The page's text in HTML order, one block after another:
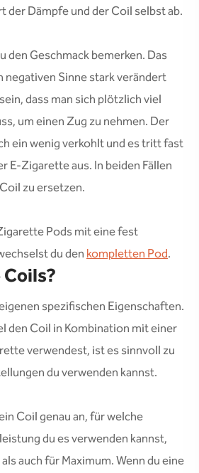
der Dämpfe und der Coil selbst ab.
den Geschmack bemerken. Das
negativen Sinne stark verändert
dass man sich plötzlich viel
um einen Zug zu nehmen. Der
ein wenig verkohlt und es tritt fast
E-Zigarette aus. In beiden Fällen
zu ersetzen.
Pods mit eine fest
du denkompletten Pod.
spezifischen Eigenschaften.
den Coil in Kombination mit einer
verwendest, ist es sinnvoll zu
du verwenden kannst.
Coil genau an, für welche
du es verwenden kannst,
auch für Maximum. Wenn du eine